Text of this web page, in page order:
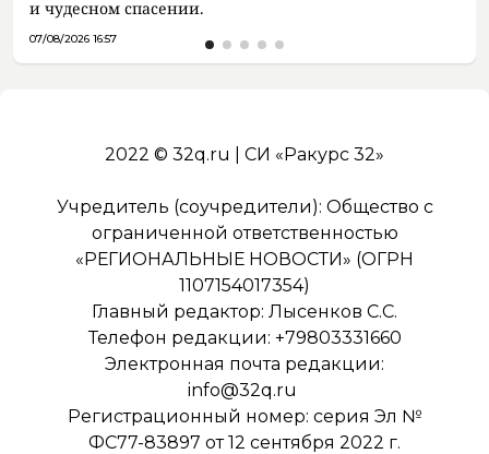
и чудесном спасении.
07/08/2026 16:57
2022 © 32q.ru | СИ «Ракурс 32»
Учредитель (соучредители): Общество с
ограниченной ответственностью
«РЕГИОНАЛЬНЫЕ НОВОСТИ» (ОГРН
1107154017354)
Главный редактор: Лысенков С.С.
Телефон редакции: +79803331660
Электронная почта редакции:
info@32q.ru
Регистрационный номер: серия Эл №
ФС77-83897 от 12 сентября 2022 г.